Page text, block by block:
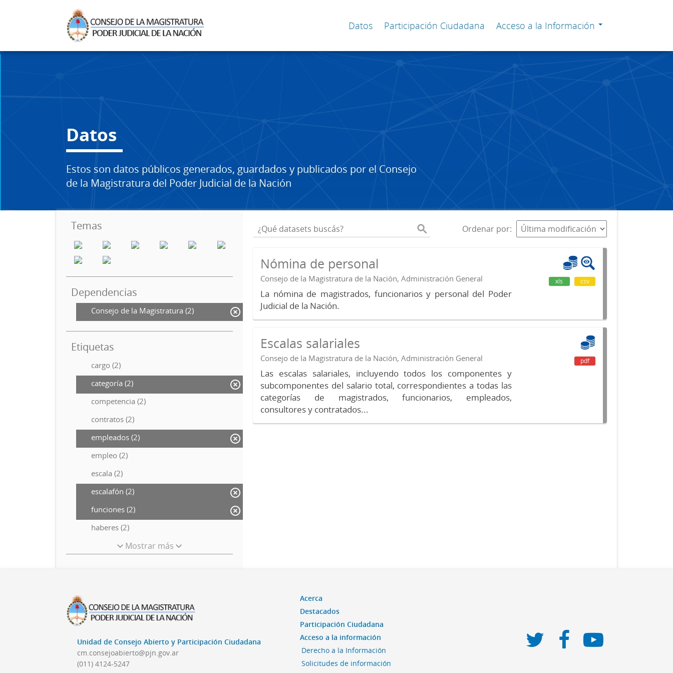
Datos Participación Ciudadana Acceso a la Información
Datos
Estos son datos públicos generados, guardados y publicados por el Consejo
de la Magistratura del Poder Judicial de la Nación
Temas
Dependencias
Consejo de la Magistratura (2)
Etiquetas
cargo (2)
categoría (2)
competencia (2)
contratos (2)
empleados (2)
empleo (2)
escala (2)
escalafón (2)
funciones (2)
haberes (2)
Mostrar más
Ordenar por
Nómina de personal
Consejo de la Magistratura de la Nación, Administración General
La nómina de magistrados, funcionarios y personal del Poder
Judicial de la Nación.
xls csv
Escalas salariales
Consejo de la Magistratura de la Nación, Administración General
Las escalas salariales, incluyendo todos los componentes y
subcomponentes del salario total, correspondientes a todas las
categorías de magistrados, funcionarios, empleados,
consultores y contratados...
pdf
Unidad de Consejo Abierto y Participación Ciudadana
cm.consejoabierto@pjn.gov.ar
(011) 4124-5247
Acerca
Destacados
Participación Ciudadana
Acceso a la información
Derecho a la Información
Solicitudes de información